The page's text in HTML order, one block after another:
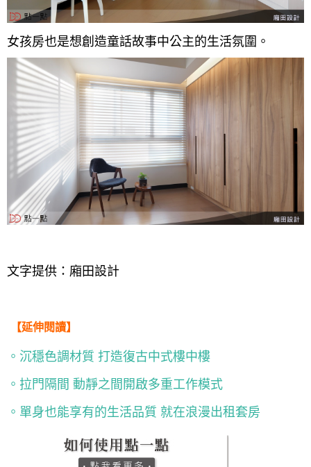
女孩房也是想創造童話故事中公主的生活氛圍。
文字提供：廂田設計
【延伸閱讀】
。沉穩色調材質 打造復古中式樓中樓
。拉門隔間 動靜之間開啟多重工作模式
。單身也能享有的生活品質 就在浪漫出租套房